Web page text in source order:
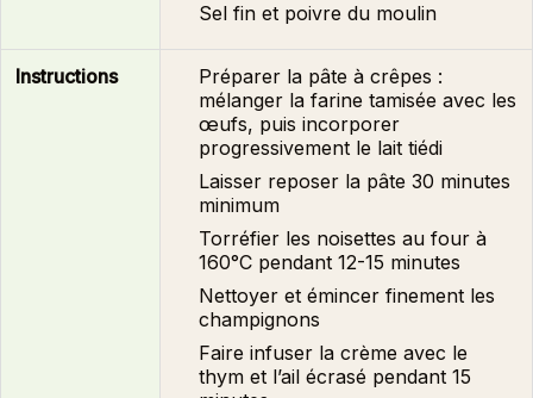
Sel fin et poivre du moulin
Instructions Préparer la pâte à crêpes :
mélanger la farine tamisée avec les
œufs, puis incorporer
progressivement le lait tiédi
Laisser reposer la pâte 30 minutes
minimum
Torréfier les noisettes au four à
160°C pendant 12-15 minutes
Nettoyer et émincer finement les
champignons
Faire infuser la crème avec le
thym et l’ail écrasé pendant 15